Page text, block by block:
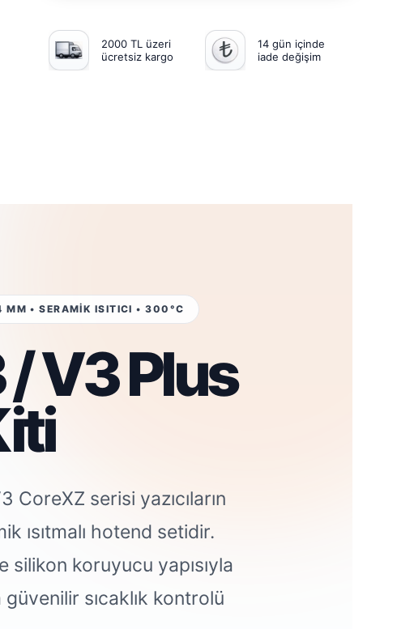
2000 TL üzeri
ücretsiz kargo
14 gün içinde
iade değişim
• SERAMİK ISITICI • 300°C
V3 Plus
serisi yazıcıların
ısıtmalı hotend setidir.
silikon koruyucu yapısıyla
sıcaklık kontrolü